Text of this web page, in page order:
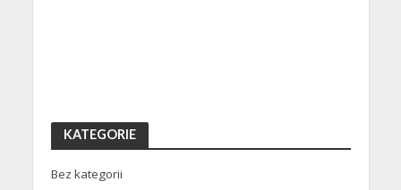
KATEGORIE
Bez kategorii